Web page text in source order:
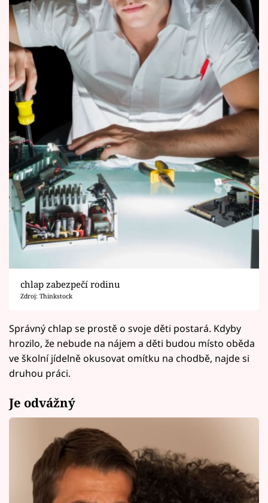
chlap zabezpečí rodinu
Zdroj: Thinkstock
Správný chlap se prostě o svoje děti postará. Kdyby
hrozilo, že nebude na nájem a děti budou místo oběda
ve školní jídelně okusovat omítku na chodbě, najde si
druhou práci.
Je odvážný